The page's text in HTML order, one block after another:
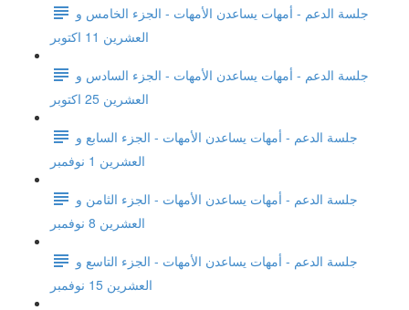
جلسة الدعم - أمهات يساعدن الأمهات - الجزء الخامس و
العشرين 11 اكتوبر
جلسة الدعم - أمهات يساعدن الأمهات - الجزء السادس و
العشرين 25 اكتوبر
جلسة الدعم - أمهات يساعدن الأمهات - الجزء السابع و
العشرين 1 نوفمبر
جلسة الدعم - أمهات يساعدن الأمهات - الجزء الثامن و
العشرين 8 نوفمبر
جلسة الدعم - أمهات يساعدن الأمهات - الجزء التاسع و
العشرين 15 نوفمبر